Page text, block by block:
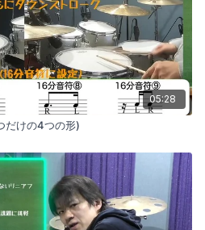
ロークのタイミングで入れるとき
点に注意し、力を完全に抜いて打て
右足でバスドラムをしっかりと打つ
のアップストロークでは力を抜き、
す。
になったら、左手を加えて全体の
階では、力の入れ方と抜き方を上
いですが、アップストロークでは
しましょう。
05:28
けの4つの形)